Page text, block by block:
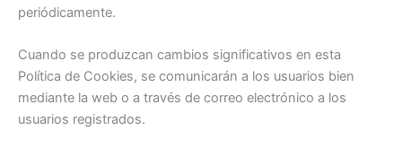
periódicamente.
Cuando se produzcan cambios significativos en esta
Política de Cookies, se comunicarán a los usuarios bien
mediante la web o a través de correo electrónico a los
usuarios registrados.